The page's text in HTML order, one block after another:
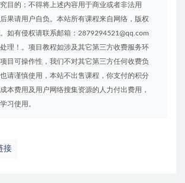
目的；不得将上述内容用于商业或者非法用
果请用户自负。本站所有课程来自网络，版权
如有侵权请联系邮箱：2879294521@qq.com
理！。项目教程如涉及其它第三方收费服务环
目可操作性，我们不对其它第三方任何收费负
请谨慎使用，本站不出售课程，你支付的积分
本费用及用户网络搜集资源的人力付出费用，
习使用。
接